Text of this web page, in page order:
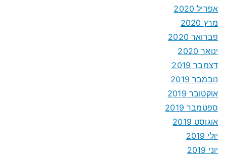
אפריל 2020
מרץ 2020
פברואר 2020
ינואר 2020
דצמבר 2019
נובמבר 2019
אוקטובר 2019
ספטמבר 2019
אוגוסט 2019
יולי 2019
יוני 2019